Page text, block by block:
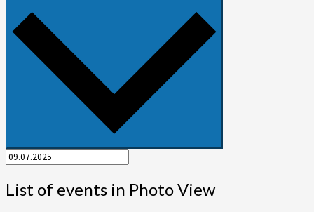
List of events in Photo View